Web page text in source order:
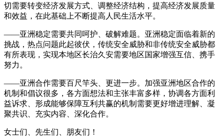
切需要转变经济发展方式、调整经济结构，提高经济发展质量
和效益，在此基础上不断提高人民生活水平。
——亚洲稳定需要共同呵护、破解难题。亚洲稳定面临着新的
挑战，热点问题此起彼伏，传统安全威胁和非传统安全威胁都
有所表现，实现本地区长治久安需要地区国家增强互信、携手
努力。
——亚洲合作需要百尺竿头、更进一步。加强亚洲地区合作的
机制和倡议很多，各方面想法和主张丰富多样，协调各方面利
益诉求、形成能够保障互利共赢的机制需要更好增进理解、凝
聚共识、充实内容、深化合作。
女士们、先生们、朋友们！